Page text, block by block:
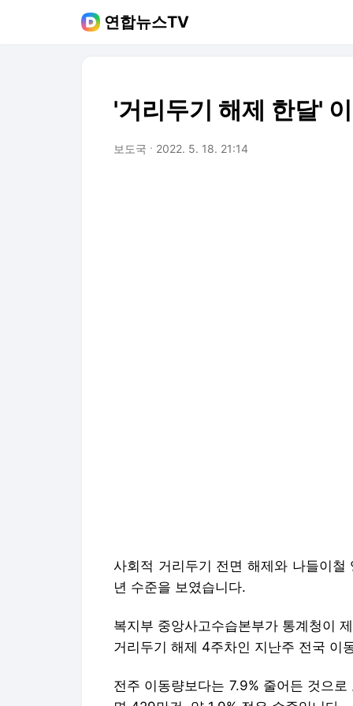
연합뉴스TV
'거리두기 해제 한달'
보도국 2022. 5. 18. 21:14
사회적 거리두기 전면 해제와 나들이
년 수준을 보였습니다.
복지부 중앙사고수습본부가 통계청이
거리두기 해제 4주차인 지난주 전국 이
전주 이동량보다는 7.9% 줄어든 것으